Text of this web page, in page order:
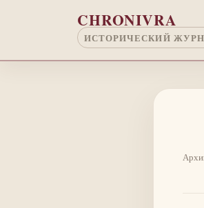
CHRONIVRA
ИСТОРИЧЕСКИЙ